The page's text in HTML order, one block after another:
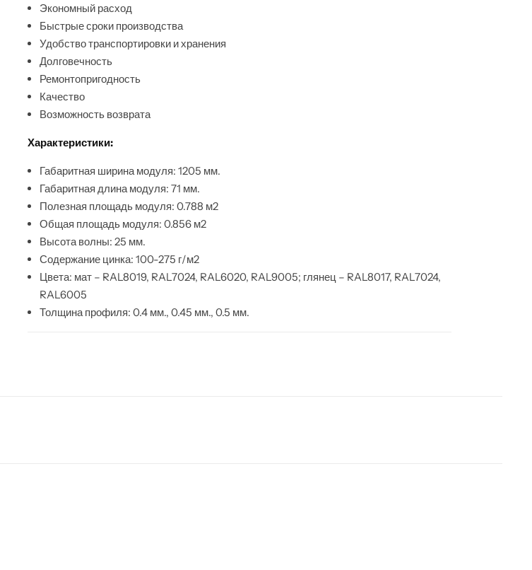
Экономный расход
Быстрые сроки производства
Удобство транспортировки и хранения
Долговечность
Ремонтопригодность
Качество
Возможность возврата
Характеристики:
Габаритная ширина модуля: 1205 мм.
Габаритная длина модуля: 71 мм.
Полезная площадь модуля: 0.788 м2
Общая площадь модуля: 0.856 м2
Высота волны: 25 мм.
Содержание цинка: 100-275 г/м2
Цвета: мат – RAL8019, RAL7024, RAL6020, RAL9005; глянец – RAL8017, RAL7024,
RAL6005
Толщина профиля: 0.4 мм., 0.45 мм., 0.5 мм.